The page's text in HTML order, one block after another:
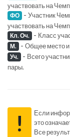
участвовать на
ФО - Участник
участвовать на
Кл. Оч. - Класс
М. - Общее место и
Уч. - Всего
пары.
!
Если
это
Все